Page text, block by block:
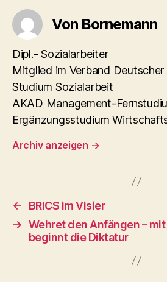
Von Bornemann
Dipl.- Sozialarbeiter
Mitglied im Verband Deutscher
Studium Sozialarbeit
AKAD Management-
Ergänzungsstudium
Archiv anzeigen →
←
BRICS im Visier
→ Wehret den Anfängen –
beginnt die Diktatur